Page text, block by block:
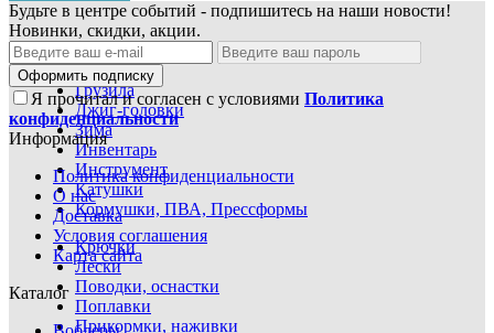
Блесны
Воблеры
Грузила
Джиг-головки
Зима
Инвентарь
Инструмент
Катушки
Кормушки, ПВА, Прессформы
Крючки
Лески
Поводки, оснастки
Поплавки
Прикормки, наживки
Будьте в центре событий - подпишитесь на наши новости!
Новинки, скидки, акции.
Оформить подписку
Я прочитал и согласен с условиями Политика
конфиденциальности
Информация
Политика конфиденциальности
О нас
Доставка
Условия соглашения
Карта сайта
Каталог